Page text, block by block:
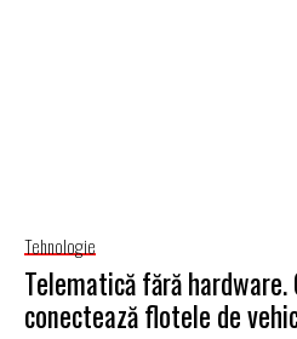
Tehnologie
Telematică fără hardware.
conectează flotele de